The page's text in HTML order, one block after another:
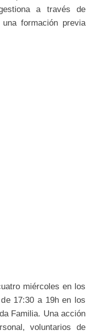
a través de
formación previa
miércoles en los
17:30 a 19h en los
Familia. Una acción
voluntarios de